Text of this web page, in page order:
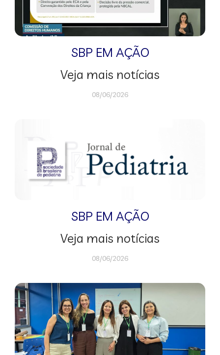
SBP EM AÇÃO
Veja mais notícias
08/06/2026
SBP EM AÇÃO
Veja mais notícias
08/06/2026